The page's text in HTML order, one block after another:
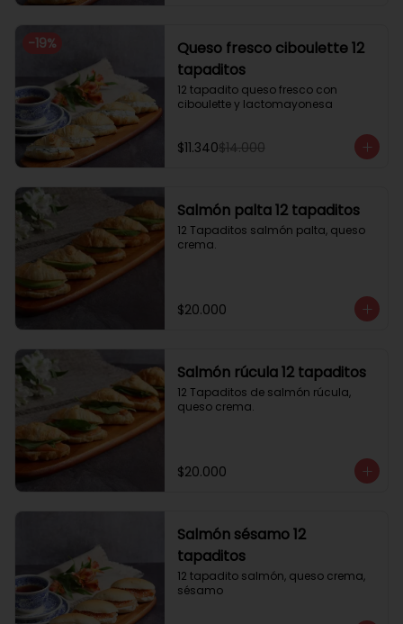
-19%
Queso fresco ciboulette 12
tapaditos
12 tapadito queso fresco con
ciboulette y lactomayonesa
$11.340$14.000
Salmón palta 12 tapaditos
12 Tapaditos salmón palta, queso
crema.
$20.000
Salmón rúcula 12 tapaditos
12 Tapaditos de salmón rúcula,
queso crema.
$20.000
Salmón sésamo 12
tapaditos
12 tapadito salmón, queso crema,
sésamo